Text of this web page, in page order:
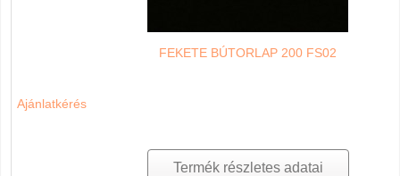
FEKETE BÚTORLAP 200 FS02
Ajánlatkérés
Termék részletes adatai